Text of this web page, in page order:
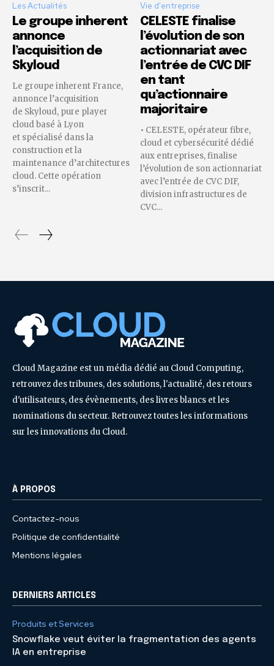
Les Actualités
Le groupe inherent
annonce
l’acquisition de
Skyloud
Le groupe inherent France,
annonce l’acquisition
de Skyloud, pure player
cloud basé à Lyon
et spécialisé dans la
construction et la
maintenance d’architectures
cloud. Cette opération
s’inscrit...
Vie d'entreprise
CELESTE finalise
l’évolution de son
actionnariat avec
l’entrée de CVC DIF
en tant
qu’actionnaire
majoritaire
• CELESTE, opérateur fibre,
cloud et cybersécurité dédié
aux entreprises, finalise
l’évolution de son actionnariat
avec l’entrée de CVC DIF,
division infrastructures de
CVC...
Cloud Magazine est un média dédié au Cloud Computing,
retrouvez des tribunes, des solutions, l'actualité, des retours
d'utilisateurs, des évènements, des livres blancs et les
nominations du secteur. Retrouvez toutes les informations
sur les innovations du Cloud.
À PROPOS
Contactez-nous
Politique de confidentialité
Mentions légales
DERNIERS ARTICLES
Produits et Services
Snowflake veut éviter la fragmentation des agents
IA en entreprise